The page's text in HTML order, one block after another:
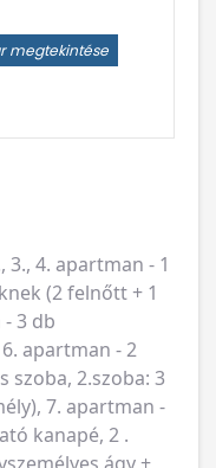
megtekintése
3., 4. apartman - 1
(2 felnőtt + 1
3 db
apartman - 2
szoba, 2.szoba: 3
7. apartman -
kanapé, 2 .